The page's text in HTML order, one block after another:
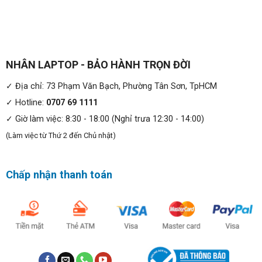
HIỆU NĂNG ĐỒ HỌA CỰC KỲ ẤN TƯỢNG:
Đi kèm với cấu hình của
Acer Predator Helios 500
những tựa game yêu cầu cấu hình cao nhất. Sức mạnh đồ
NHÂN LAPTOP - BẢO HÀNH TRỌN ĐỜI
✓ Địa chỉ: 73 Phạm Văn Bạch, Phường Tân Sơn, TpHCM
✓ Hotline: 0707 69 1111
✓ Giờ làm việc: 8:30 - 18:00 (Nghỉ trưa 12:30 - 14:00)
(Làm việc từ Thứ 2 đến Chủ nhật)
Chấp nhận thanh toán